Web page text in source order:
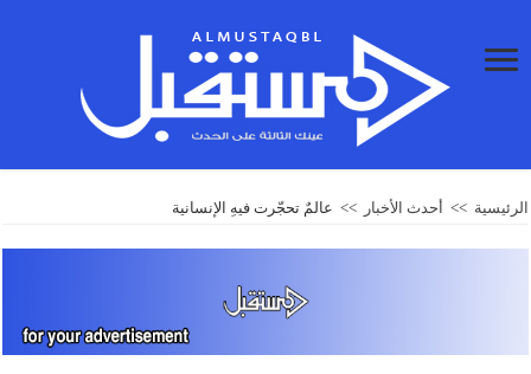
الرئيسية >> أحدث الأخبار >> عالمٌ تحجّرت فيهِ الإنسانية